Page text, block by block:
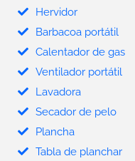
Hervidor
Barbacoa portátil
Calentador de gas
Ventilador portátil
Lavadora
Secador de pelo
Plancha
Tabla de planchar